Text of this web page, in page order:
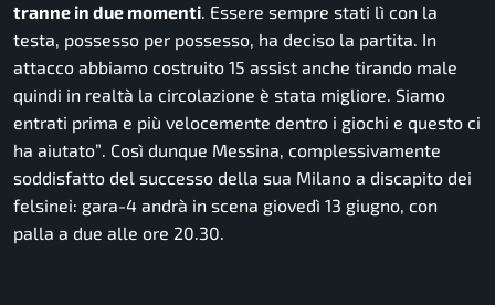
tranne in due momenti. Essere sempre stati lì con la
testa, possesso per possesso, ha deciso la partita. In
attacco abbiamo costruito 15 assist anche tirando male
quindi in realtà la circolazione è stata migliore. Siamo
entrati prima e più velocemente dentro i giochi e questo ci
ha aiutato”. Così dunque Messina, complessivamente
soddisfatto del successo della sua Milano a discapito dei
felsinei: gara-4 andrà in scena giovedì 13 giugno, con
palla a due alle ore 20.30.